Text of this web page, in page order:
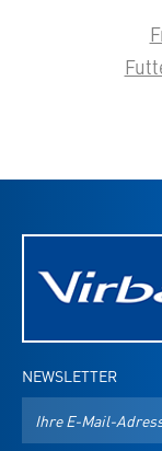
NEWSLETTER
Mail-